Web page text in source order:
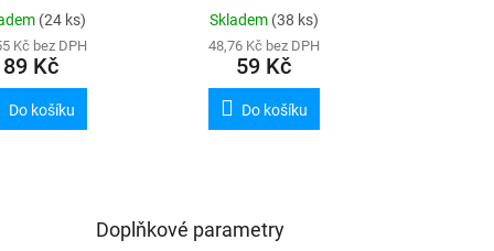
(24 ks)
Kč bez DPH
89 Kč
Do košíku
PREMIUM
Skladem (38 ks)
48,76 Kč bez DPH
59 Kč
Do košíku
Doplňkové parametry